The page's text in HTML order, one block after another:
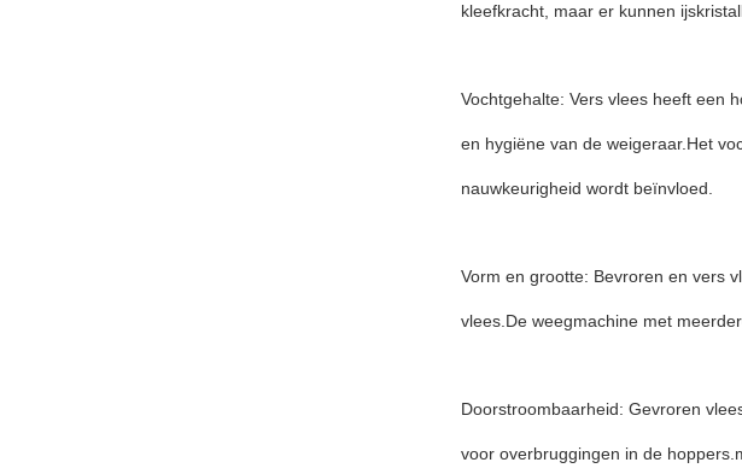
kleefkracht, maar er kunnen
Vochtgehalte: Vers vlees heeft een
en hygiëne van de weigeraar.Het
nauwkeurigheid wordt beïnvloed.
Vorm en grootte: Bevroren en vers
vlees.De weegmachine met
Doorstroombaarheid: Gevroren
voor overbruggingen in de